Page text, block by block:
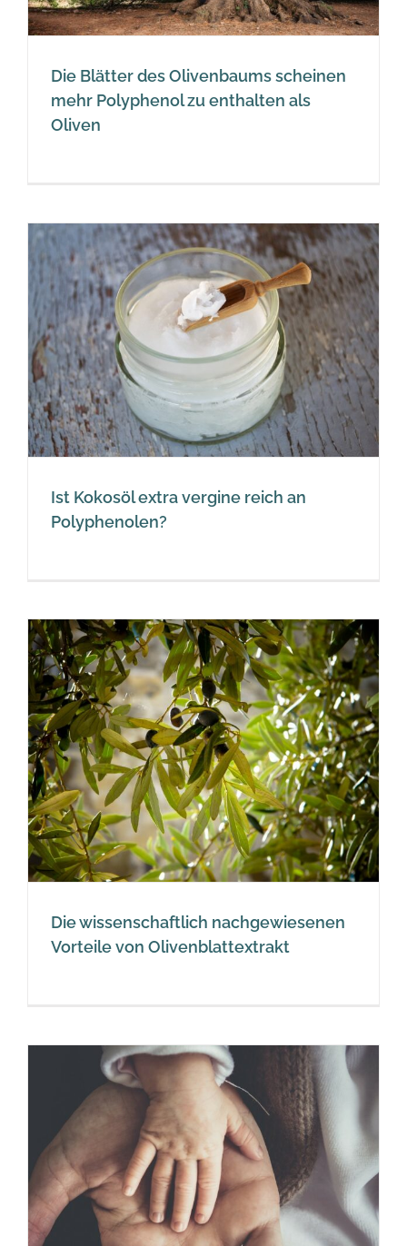
Die Blätter des Olivenbaums scheinen
mehr Polyphenol zu enthalten als
Oliven
Ist Kokosöl extra vergine reich an
Polyphenolen?
Die wissenschaftlich nachgewiesenen
Vorteile von Olivenblattextrakt